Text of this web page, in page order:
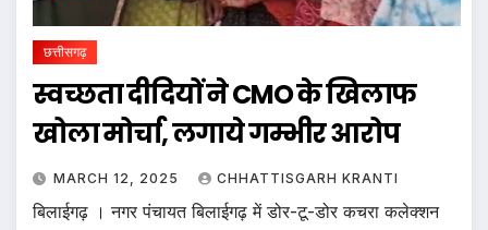
छत्तीसगढ़
स्वच्छता दीदियों ने CMO के खिलाफ
खोला मोर्चा, लगाये गम्भीर आरोप
MARCH 12, 2025 CHHATTISGARH KRANTI
बिलाईगढ़ । नगर पंचायत बिलाईगढ़ में डोर-टू-डोर कचरा कलेक्शन